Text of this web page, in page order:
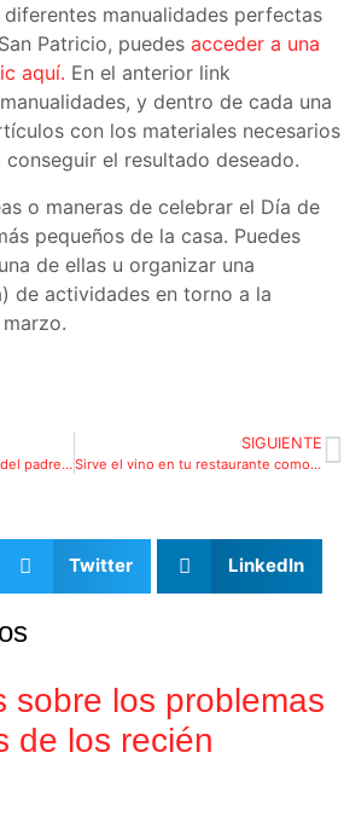
manualidades perfectas
Patricio, puedes acceder a una
aquí. En el anterior link
y dentro de cada una
con los materiales necesarios
el resultado deseado.
o maneras de celebrar el Día de
pequeños de la casa. Puedes
de ellas u organizar una
de actividades en torno a la
Ahora que se acerca el día del padre es momento de pensar el regalo ideal
SIGUIENTE
Sirve el vino en tu restaurante como un profesional
Twitter LinkedIn
sobre los problemas
de los recién